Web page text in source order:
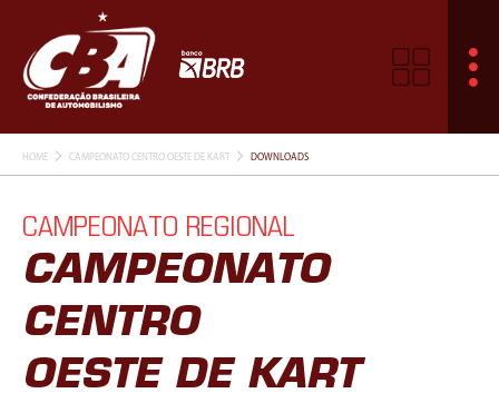
HOME CAMPEONATO CENTRO OESTE DE KART DOWNLOADS
CAMPEONATO REGIONAL
CAMPEONATO
CENTRO
OESTE DE KART